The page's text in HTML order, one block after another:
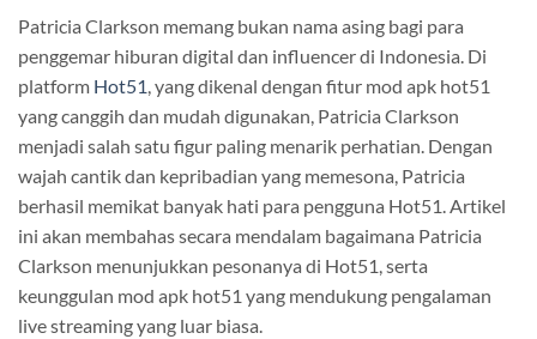
Patricia Clarkson memang bukan nama asing bagi para
penggemar hiburan digital dan influencer di Indonesia. Di
platform Hot51, yang dikenal dengan fitur mod apk hot51
yang canggih dan mudah digunakan, Patricia Clarkson
menjadi salah satu figur paling menarik perhatian. Dengan
wajah cantik dan kepribadian yang memesona, Patricia
berhasil memikat banyak hati para pengguna Hot51. Artikel
ini akan membahas secara mendalam bagaimana Patricia
Clarkson menunjukkan pesonanya di Hot51, serta
keunggulan mod apk hot51 yang mendukung pengalaman
live streaming yang luar biasa.